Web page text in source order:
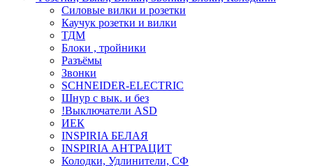
Силовые вилки и розетки
Каучук розетки и вилки
ТДМ
Блоки , тройники
Разъёмы
Звонки
SCHNEIDER-ELECTRIC
Шнур с вык. и без
!Выключатели ASD
ИЕК
INSPIRIA БЕЛАЯ
INSPIRIA АНТРАЦИТ
Колодки, Удлинители, СФ